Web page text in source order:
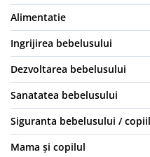
Alimentatie
Ingrijirea bebelusului
Dezvoltarea bebelusului
Sanatatea bebelusului
Siguranta bebelusului /
Mama și copilul